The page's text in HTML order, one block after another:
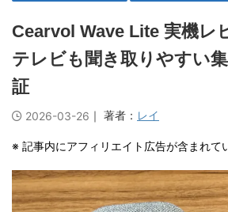
Cearvol Wave Lite 実機レ
テレビも聞き取りやすい
証
2026-03-26 ｜ 著者： レイ
※ 記事内にアフィリエイト広告が含まれて